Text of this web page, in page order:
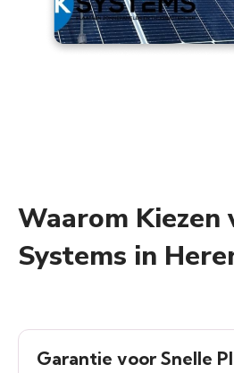
Waarom Kiezen
Systems in
Garantie voor Snelle